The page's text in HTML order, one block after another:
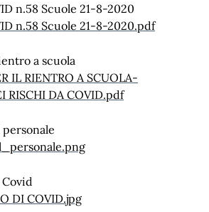
n.58 Scuole 21-8-2020
n.58 Scuole 21-8-2020.pdf
a scuola
IL RIENTRO A SCUOLA-
RISCHI DA COVID.pdf
DI COVID.jpg